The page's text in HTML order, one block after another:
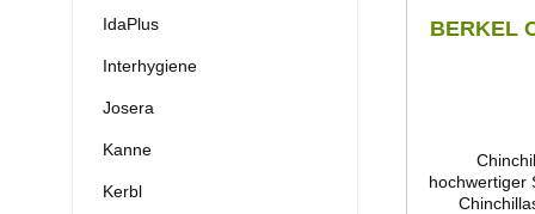
IdaPlus
Interhygiene
Josera
Kanne
Kerbl
BERKEL
hochwertiger